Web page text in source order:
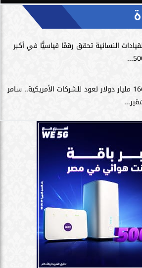
النسائية تحقق رقمًا قياسيًّا في أكبر
166 مليار دولار تعود للشركات الأمريكية.. سامر